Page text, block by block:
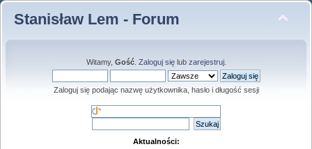
Stanisław Lem - Forum
Witamy, Gość. Zaloguj sięlub zarejestruj.
Zaloguj się podając nazwę użytkownika, hasło i długość sesji
Aktualności: